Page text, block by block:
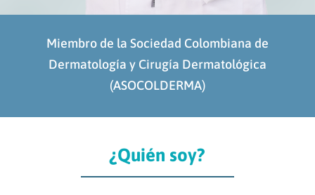
Miembro de la Sociedad Colombiana de
Dermatología y Cirugía Dermatológica
(ASOCOLDERMA)
¿Quién soy?